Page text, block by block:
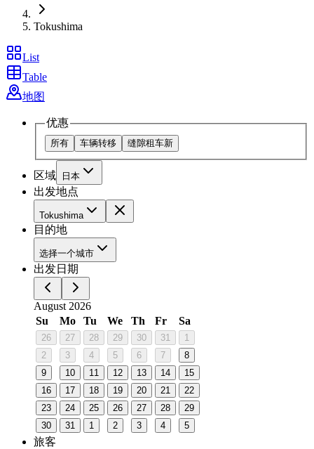
Tokushima
List
Table
地图
优惠
所有 车辆转移 缝隙租车新
区域 日本
出发地点
Tokushima
目的地
选择一个城市
出发日期
August 2026
Su
Mo Tu We Th Fr Sa
26 27 28 29 30 31
1
2
3 4 5 6 7
8
9
10 11 12 13 14
15
16
17 18 19 20 21
22
23
24 25 26 27 28
29
30
31 1 2 3 4 5
旅客